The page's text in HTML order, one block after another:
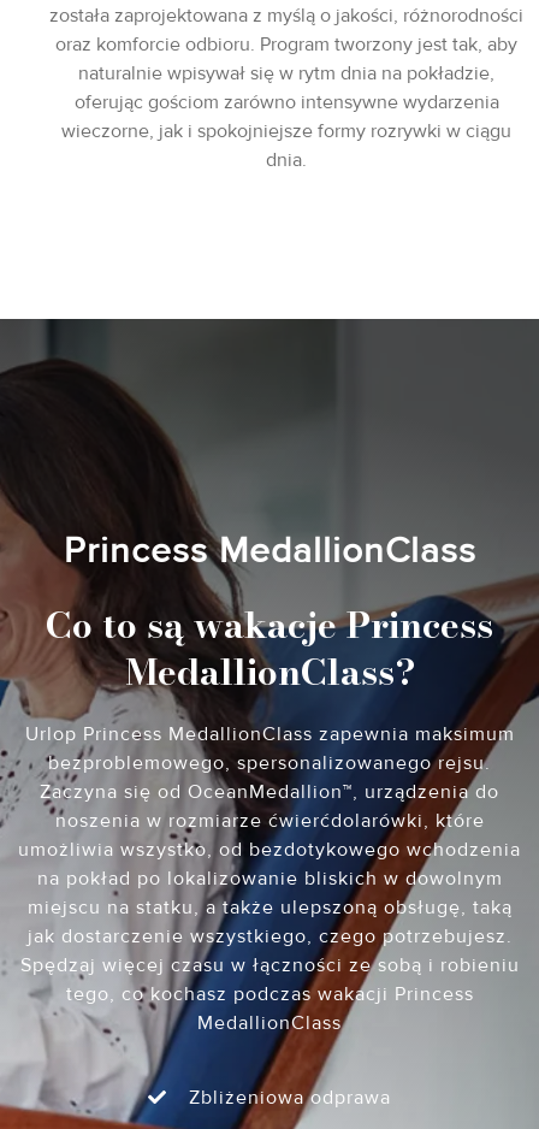
została zaprojektowana z myślą o jakości, różnorodności
oraz komforcie odbioru. Program tworzony jest tak, aby
naturalnie wpisywał się w rytm dnia na pokładzie,
oferując gościom zarówno intensywne wydarzenia
wieczorne, jak i spokojniejsze formy rozrywki w ciągu
dnia.
Princess MedallionClass
Co to są wakacje Princess
MedallionClass?
Urlop Princess MedallionClass zapewnia maksimum
bezproblemowego, spersonalizowanego rejsu.
Zaczyna się od OceanMedallion™, urządzenia do
noszenia w rozmiarze ćwierćdolarówki, które
umożliwia wszystko, od bezdotykowego wchodzenia
na pokład po lokalizowanie bliskich w dowolnym
miejscu na statku, a także ulepszoną obsługę, taką
jak dostarczenie wszystkiego, czego potrzebujesz.
Spędzaj więcej czasu w łączności ze sobą i robieniu
tego, co kochasz podczas wakacji Princess
MedallionClass
Zbliżeniowa odprawa